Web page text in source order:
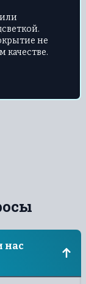
не
качестве.
нас